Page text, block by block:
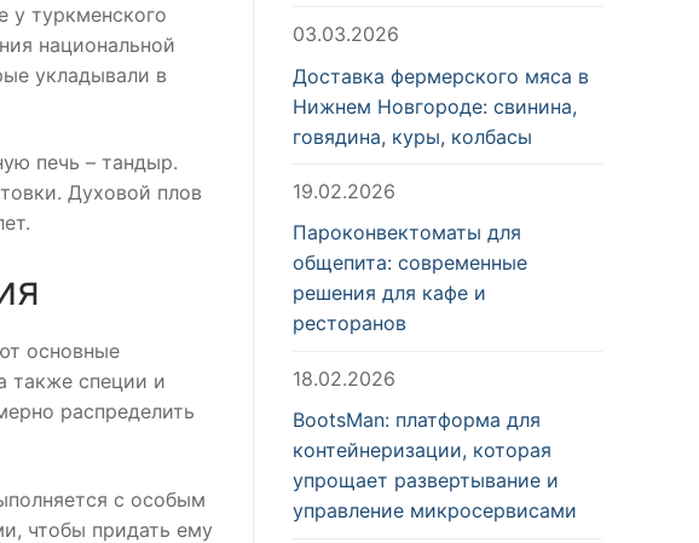
у туркменского
национальной
укладывали в
печь – тандыр.
Духовой плов
основные
также специи и
распределить
с особым
чтобы придать ему
03.03.2026
Доставка фермерского мяса в
Нижнем Новгороде: свинина,
говядина, куры, колбасы
19.02.2026
Пароконвектоматы для
общепита: современные
решения для кафе и
ресторанов
18.02.2026
BootsMan: платформа для
контейнеризации, которая
упрощает развертывание и
управление микросервисами